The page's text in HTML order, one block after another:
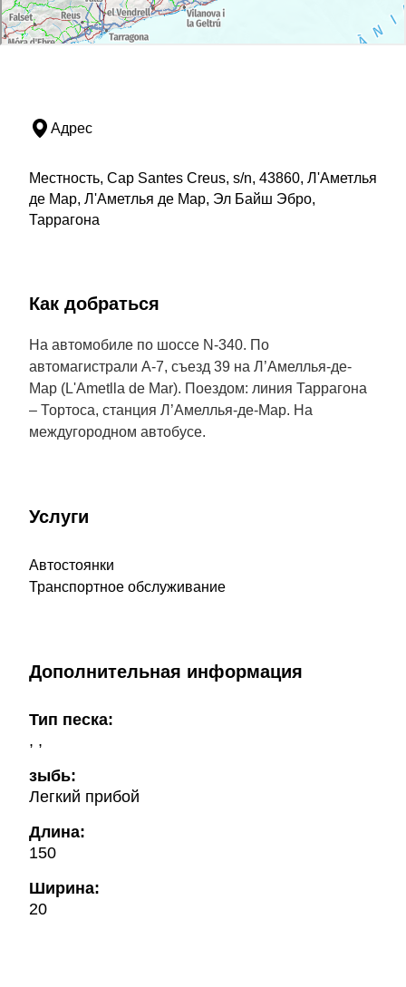
Адрес
Местность, Cap Santes Creus, s/n, 43860, Л'Аметлья
де Мар, Л'Аметлья де Мар, Эл Байш Эбро,
Таррагона
Как добраться
На автомобиле по шоссе N-340. По
автомагистрали A-7, съезд 39 на Л’Амеллья-де-
Мар (L'Ametlla de Mar). Поездом: линия Таррагона
– Тортоса, станция Л’Амеллья-де-Мар. На
междугородном автобусе.
Услуги
Автостоянки
Транспортное обслуживание
Дополнительная информация
Тип песка:
, ,
зыбь:
Легкий прибой
Длина:
150
Ширина:
20